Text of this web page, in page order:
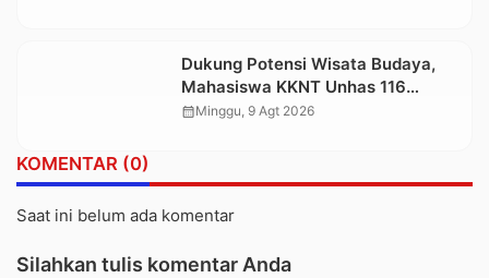
Dukung Potensi Wisata Budaya,
Mahasiswa KKNT Unhas 116
Kelurahan Nonongan Utara Pasang
calendar_monthMinggu, 9 Agt 2026
KOMENTAR (0)
Saat ini belum ada komentar
Silahkan tulis komentar Anda